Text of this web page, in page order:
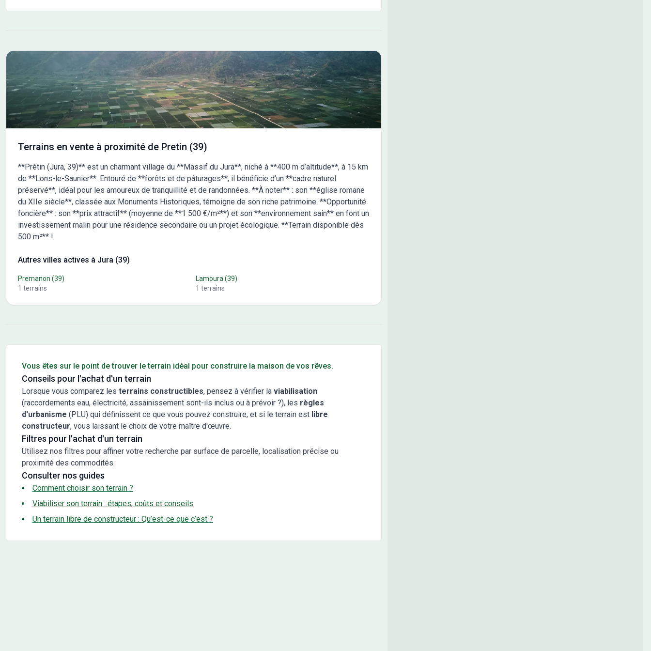
Eligible au Prêt accession de 30.000 € à 1% pour les
Contactez nous! Retrouvez toutes les informations
sur notre site internet. (disponibilité, plan de bornage,
etc) COOP HABITAT BOURGOGNE, le spécialiste du
terrain viabilisé. Permis d'aménager n° PA 71131 23
E0001 délivré le 06/06/23. Les informations sur les
risques auxquels ce bien est exposé sont disponibles
sur le site Géorisques : www.georisques.gouv.fr Non
soumis au DPE
Terrains en vente à proximité de Pretin (39)
**Prétin (Jura, 39)** est un charmant village du **Massif du Jura**, niché à **400 m d’altitude**, à 15 km
de **Lons-le-Saunier**. Entouré de **forêts et de pâturages**, il bénéficie d’un **cadre naturel
préservé**, idéal pour les amoureux de tranquillité et de randonnées. **À noter** : son **église romane
du XIIe siècle**, classée aux Monuments Historiques, témoigne de son riche patrimoine. **Opportunité
foncière** : son **prix attractif** (moyenne de **1 500 €/m²**) et son **environnement sain** en font un
investissement malin pour une résidence secondaire ou un projet écologique. **Terrain disponible dès
500 m²** !
Autres villes actives à Jura (39)
Premanon (39)
1 terrains
Lamoura (39)
1 terrains
Vous êtes sur le point de trouver le terrain idéal pour construire la maison de vos rêves.
Conseils pour l'achat d'un terrain
Lorsque vous comparez les terrains constructibles, pensez à vérifier la viabilisation
(raccordements eau, électricité, assainissement sont-ils inclus ou à prévoir ?), les règles
d'urbanisme (PLU) qui définissent ce que vous pouvez construire, et si le terrain est libre
constructeur, vous laissant le choix de votre maître d'œuvre.
Filtres pour l'achat d'un terrain
Utilisez nos filtres pour affiner votre recherche par surface de parcelle, localisation précise ou
proximité des commodités.
Consulter nos guides
Comment choisir son terrain ?
Viabiliser son terrain : étapes, coûts et conseils
Un terrain libre de constructeur : Qu’est-ce que c’est ?